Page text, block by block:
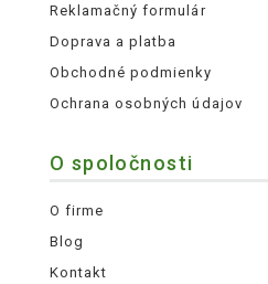
Reklamačný formulár
Doprava a platba
Obchodné podmienky
Ochrana osobných údajov
O spoločnosti
O firme
Blog
Kontakt